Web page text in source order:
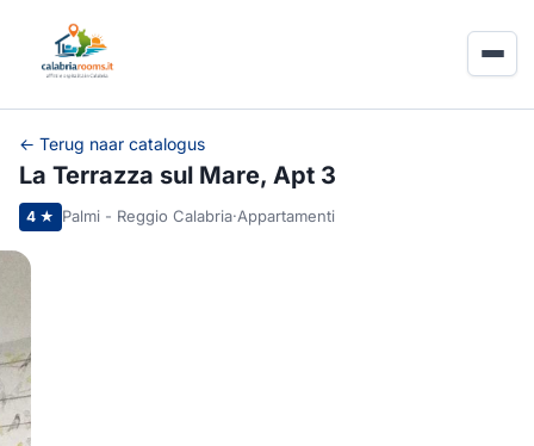
← Terug naar catalogus
La Terrazza sul Mare, Apt 3
4 ★ Palmi - Reggio Calabria·Appartamenti